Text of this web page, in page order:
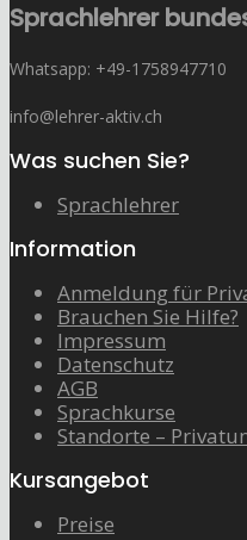
Sprachlehrer
Whatsapp: ‭+49-1758947710
info@lehrer-aktiv.ch
Was suchen Sie?
Sprachlehrer
Information
Anmeldung für
Brauchen Sie Hilfe?
Impressum
Datenschutz
AGB
Sprachkurse
Standorte –
Kursangebot
Preise